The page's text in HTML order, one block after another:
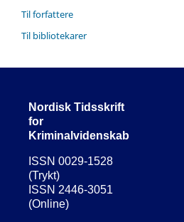
Til forfattere
Til bibliotekarer
Nordisk Tidsskrift
for
Kriminalvidenskab
ISSN 0029-1528
(Trykt)
ISSN 2446-3051
(Online)